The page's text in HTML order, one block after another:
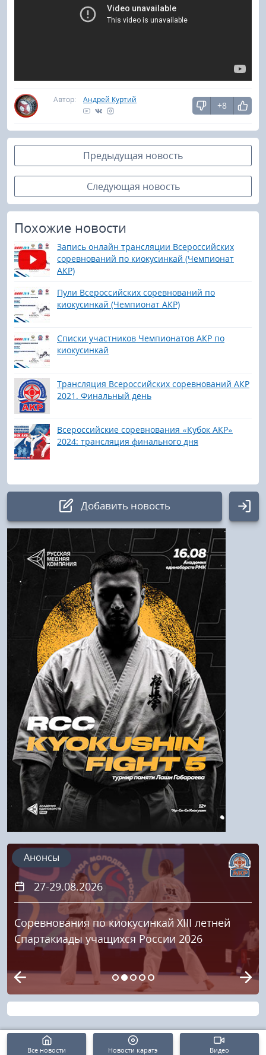
Автор: Андрей Куртий
+8
Предыдущая новость
Следующая новость
Похожие новости
Запись онлайн трансляции Всероссийских
соревнований по киокусинкай (Чемпионат
АКР)
Пули Всероссийских соревнований по
киокусинкай (Чемпионат АКР)
Списки участников Чемпионатов АКР по
киокусинкай
Трансляция Всероссийских соревнований АКР
2021. Финальный день
Всероссийские соревнования «Кубок АКР»
2024: трансляция финального дня
Добавить новость
Авторизация
Логин:
Пароль
Войти
Напомнить пароль
Регистрация
27-29.08.2026
Соревнования по киокусинкай XIII летней
Спартакиады учащихся России 2026
Анонсы
Все новости Новости каратэ Видео